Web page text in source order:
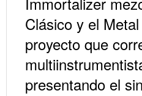
Clásico y el
proyecto que
presentando el